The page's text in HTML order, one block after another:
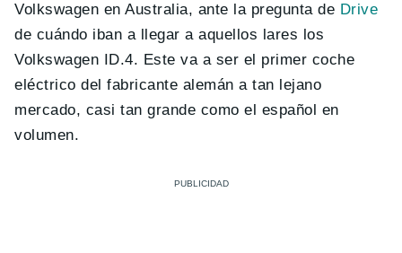
Volkswagen en Australia, ante la pregunta de Drive
de cuándo iban a llegar a aquellos lares los
Volkswagen ID.4. Este va a ser el primer coche
eléctrico del fabricante alemán a tan lejano
mercado, casi tan grande como el español en
volumen.